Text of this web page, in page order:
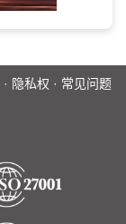
· 隐私权 · 常见问题